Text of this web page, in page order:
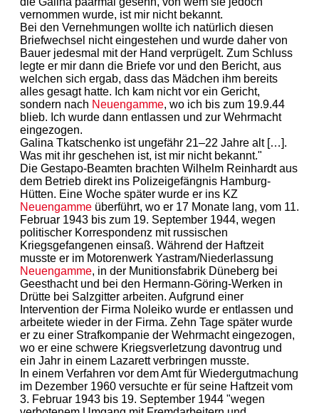
vernommen wurde, ist mir nicht bekannt.
Bei den Vernehmungen wollte ich natürlich diesen
Briefwechsel nicht eingestehen und wurde daher von
Bauer jedesmal mit der Hand verprügelt. Zum Schluss
legte er mir dann die Briefe vor und den Bericht, aus
welchen sich ergab, dass das Mädchen ihm bereits
alles gesagt hatte. Ich kam nicht vor ein Gericht,
sondern nach Neuengamme, wo ich bis zum 19.9.44
blieb. Ich wurde dann entlassen und zur Wehrmacht
eingezogen.
Galina Tkatschenko ist ungefähr 21–22 Jahre alt […].
Was mit ihr geschehen ist, ist mir nicht bekannt."
Die Gestapo-Beamten brachten Wilhelm Reinhardt aus
dem Betrieb direkt ins Polizeigefängnis Hamburg-
Hütten. Eine Woche später wurde er ins KZ
Neuengamme überführt, wo er 17 Monate lang, vom 11.
Februar 1943 bis zum 19. September 1944, wegen
politischer Korrespondenz mit russischen
Kriegsgefangenen einsaß. Während der Haftzeit
musste er im Motorenwerk Yastram/Niederlassung
Neuengamme, in der Munitionsfabrik Düneberg bei
Geesthacht und bei den Hermann-Göring-Werken in
Drütte bei Salzgitter arbeiten. Aufgrund einer
Intervention der Firma Noleiko wurde er entlassen und
arbeitete wieder in der Firma. Zehn Tage später wurde
er zu einer Strafkompanie der Wehrmacht eingezogen,
wo er eine schwere Kriegsverletzung davontrug und
ein Jahr in einem Lazarett verbringen musste.
In einem Verfahren vor dem Amt für Wiedergutmachung
im Dezember 1960 versuchte er für seine Haftzeit vom
3. Februar 1943 bis 19. September 1944 "wegen